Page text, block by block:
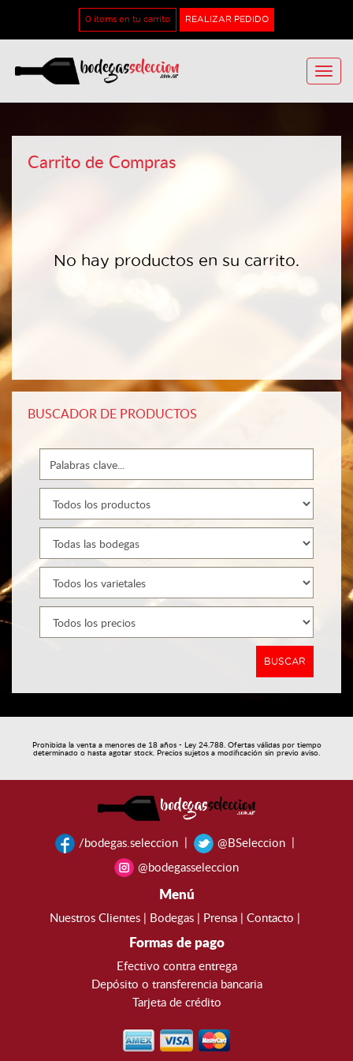
0 items en tu carrito REALIZAR PEDIDO
Toggle
Carrito de Compras
No hay productos en su carrito.
BUSCADOR DE PRODUCTOS
Prohibida la venta a menores de 18 años - Ley 24.788. Ofertas válidas por tiempo
determinado o hasta agotar stock. Precios sujetos a modificación sin previo aviso.
/bodegas.seleccion | @BSeleccion |
@bodegasseleccion
Menú
Nuestros Clientes | Bodegas | Prensa | Contacto |
Formas de pago
Efectivo contra entrega
Depósito o transferencia bancaria
Tarjeta de crédito